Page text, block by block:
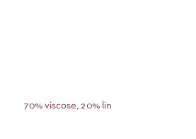
70% viscose, 20% lin